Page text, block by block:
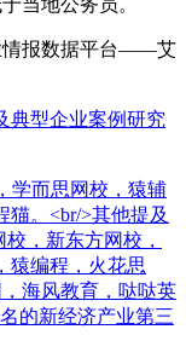
当地公务员。
报数据平台——艾
典型企业案例研究
学而思网校，猿辅
。<br/>其他提及
，新东方网校，
猿编程，火花思
海风教育，哒哒英
的新经济产业第三